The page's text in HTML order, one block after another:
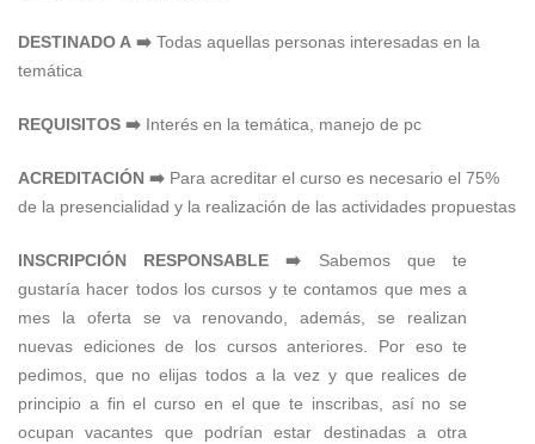
DESTINADO A ➡️ Todas aquellas personas interesadas en la
temática
REQUISITOS ➡️ Interés en la temática, manejo de pc
ACREDITACIÓN ➡️ Para acreditar el curso es necesario el 75%
de la presencialidad y la realización de las actividades propuestas
INSCRIPCIÓN RESPONSABLE ➡️ Sabemos que te
gustaría hacer todos los cursos y te contamos que mes a
mes la oferta se va renovando, además, se realizan
nuevas ediciones de los cursos anteriores. Por eso te
pedimos, que no elijas todos a la vez y que realices de
principio a fin el curso en el que te inscribas, así no se
ocupan vacantes que podrían estar destinadas a otra